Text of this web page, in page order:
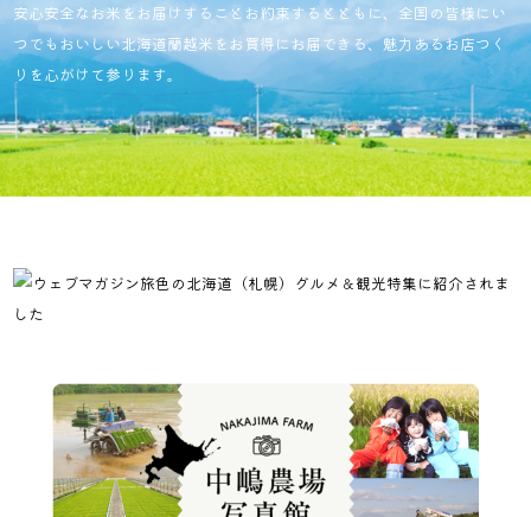
安心安全なお米をお届けすることお約束するとともに、 全国の皆様にい
つでもおいしい北海道蘭越米をお買得にお届できる、魅力あるお店つく
りを心がけて参ります。